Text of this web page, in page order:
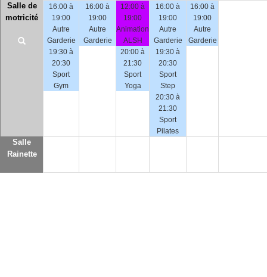
Salle de
motricité
16:00 à
19:00
Autre
Garderie
19:30 à
20:30
Sport
Gym
16:00 à
19:00
Autre
Garderie
12:00 à
19:00
Animation
ALSH
20:00 à
21:30
Sport
Yoga
16:00 à
19:00
Autre
Garderie
19:30 à
20:30
Sport
Step
20:30 à
21:30
Sport
Pilates
16:00 à
19:00
Autre
Garderie
Salle
Rainette